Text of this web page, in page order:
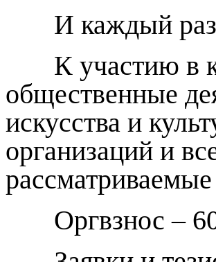
И каждый раз
К участию в
общественные
искусства и
организаций и
Оргвзнос –